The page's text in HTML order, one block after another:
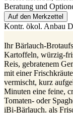
Beratung und
Auf den Merkzettel
Kontr. ökol. Anbau
Ihr Bärlauch-
Kartoffeln, würzig-
Reis, gebratenem
mit einer
vermischt, kurz
Minuten eine feine,
Tomaten- oder
iBi-Bärlauch. als